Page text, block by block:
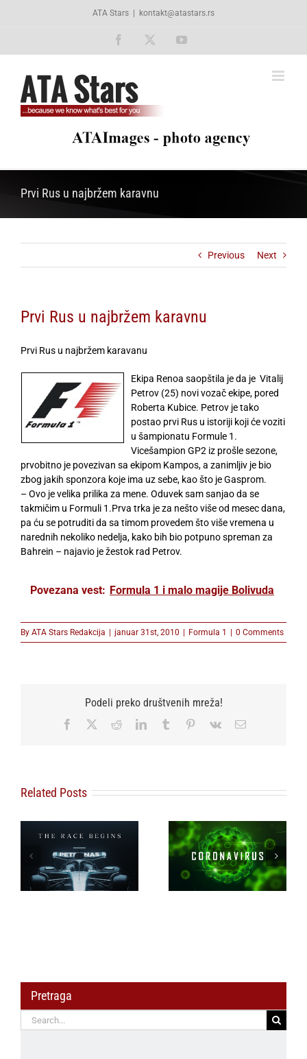
ATA Stars kontakt@atastars.rs
Facebook YouTube
Prvi Rus u najbržem karavnu
Previous Next
Prvi Rus u najbržem karavnu
Prvi Rus u najbržem karavanu
Ekipa Renoa saopštila je da je Vitalij
Petrov (25) novi vozač ekipe, pored
Roberta Kubice. Petrov je tako
postao prvi Rus u istoriji koji će voziti
u šampionatu Formule 1.
Vicešampion GP2 iz prošle sezone,
prvobitno je povezivan sa ekipom Kampos, a zanimljiv je bio
zbog jakih sponzora koje ima uz sebe, kao što je Gasprom.
– Ovo je velika prilika za mene. Oduvek sam sanjao da se
takmičim u Formuli 1.Prva trka je za nešto više od mesec dana,
pa ću se potruditi da sa timom provedem što više vremena u
narednih nekoliko nedelja, kako bih bio potpuno spreman za
Bahrein – najavio je žestok rad Petrov.
Povezana vest: Formula 1 i malo magije Bolivuda
By ATA Stars Redakcija | januar 31st, 2010 | Formula 1 | 0 Comments
Podeli preko društvenih mreža!
Facebook RedditLinkedInTumblr Pinterest
Vk Email
Related Posts
F1: Trka za VN Kine
pred otkazivanjem
zbog korona virusa?
Pretraga
Search
for: